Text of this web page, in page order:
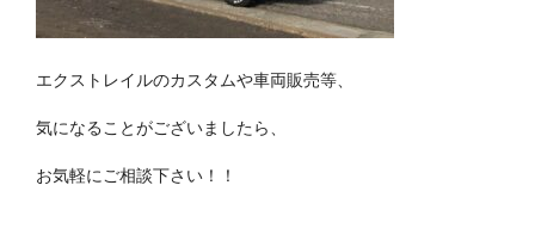
エクストレイルのカスタムや車両販売等、
気になることがございましたら、
お気軽にご相談下さい！！